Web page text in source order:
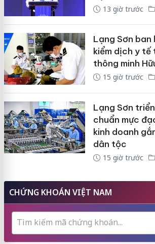
13 giờ trước
Lạng Sơn ban
kiểm dịch y tế
thông minh
15 giờ trước
Lạng Sơn
chuẩn mực
kinh doanh
dân tộc
15 giờ trước
CHỨNG KHOÁN VIỆT NAM
Tìm kiếm mã chứng khoán...